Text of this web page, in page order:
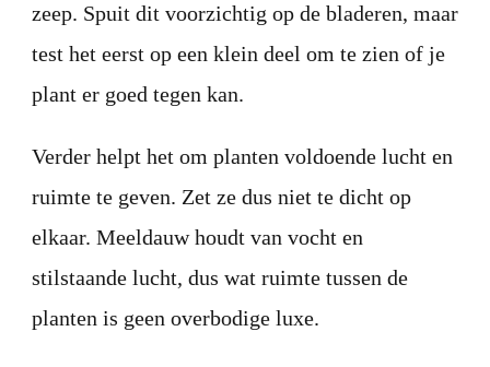
zeep. Spuit dit voorzichtig op de bladeren, maar
test het eerst op een klein deel om te zien of je
plant er goed tegen kan.
Verder helpt het om planten voldoende lucht en
ruimte te geven. Zet ze dus niet te dicht op
elkaar. Meeldauw houdt van vocht en
stilstaande lucht, dus wat ruimte tussen de
planten is geen overbodige luxe.